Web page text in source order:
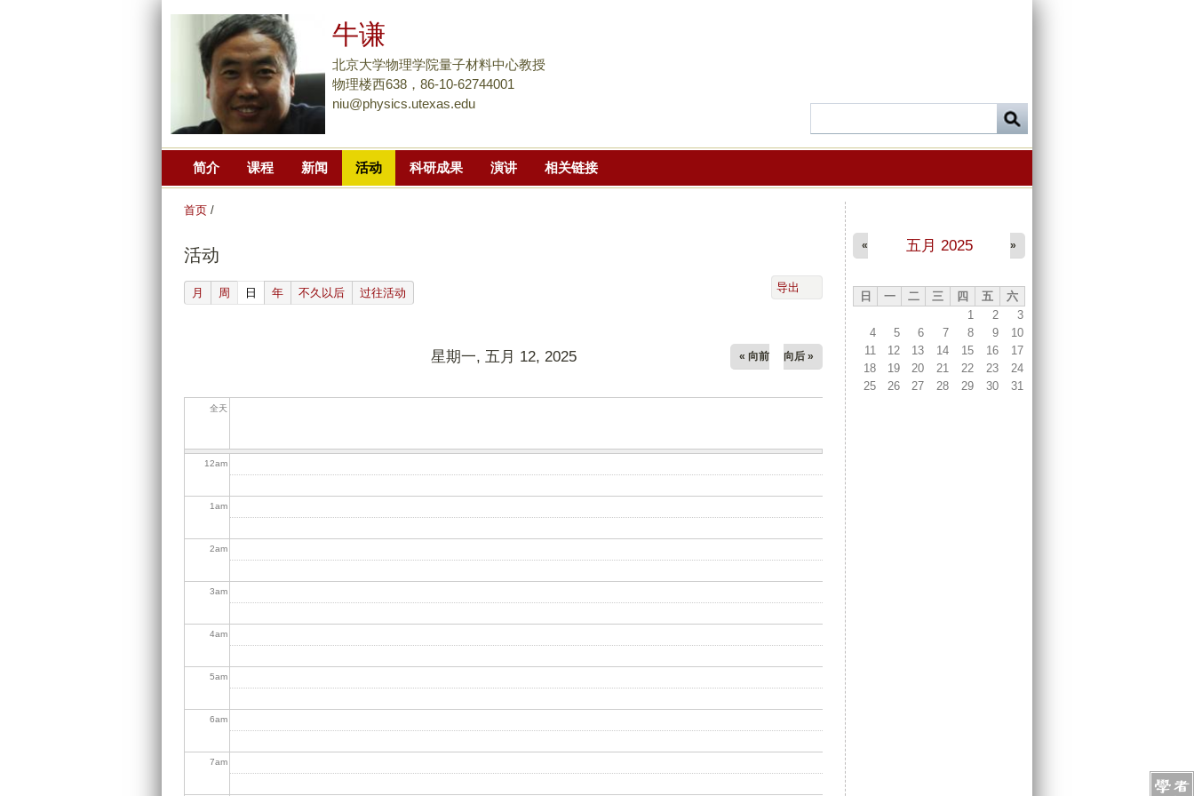
到
主
牛谦
北京大学物理学院量子材料中心教授
物理楼西638，86-10-62744001
niu@physics.utexas.edu
简介 课程 新闻 活动 科研成果 演讲 相关链接
首页 /
活动
月 周 日 (active tab)
年 不久以后 过往活动
星期一, 五月 12, 2025 « 向前 向后 »
导出
全天
12am
1am
2am
3am
4am
5am
6am
7am
五月 2025
« »
日 一 二 三 四 五
六
1
2
3
4
5 6 7 8 9
10
11
12 13 14 15 16
17
18
19 20 21 22 23
24
25
26 27 28 29 30 31